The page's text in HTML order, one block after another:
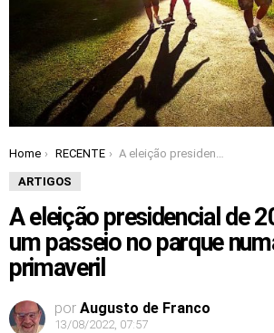
You are here:
Home RECENTE A eleição presidencial de 2022 não será um passeio no parque numa tarde primaveril
ARTIGOS
A eleição presidencial de
um passeio no parque
primaveril
por Augusto de Franco
13/08/2022, 07:57